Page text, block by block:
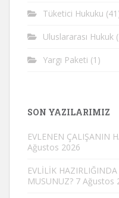
Tüketici Hukuku
Uluslararası Hukuk
Yargı Paketi (1)
SON YAZILARIMIZ
EVLENEN ÇALIŞANIN
Ağustos 2026
EVLİLİK
MUSUNUZ? 7 Ağustos